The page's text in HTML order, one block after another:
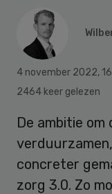
4 november 2022,
2464 keer gelezen
De ambitie
concreter
zorg 3.0. Zo